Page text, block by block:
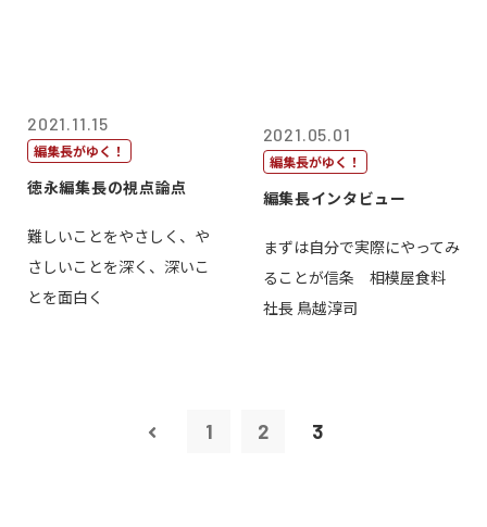
2021.11.15
編集長がゆく！
徳永編集長の視点論点
難しいことをやさしく、や
さしいことを深く、深いこ
とを面白く
2021.05.01
編集長がゆく！
編集長インタビュー
まずは自分で実際にやってみ
ることが信条 相模屋食料
社長 鳥越淳司
1 2 3